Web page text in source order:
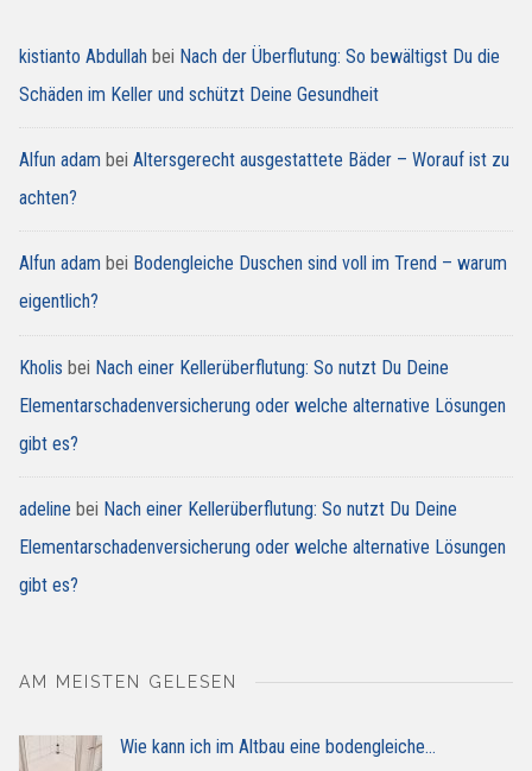
kistianto Abdullah bei Nach der Überflutung: So bewältigst Du die
Schäden im Keller und schützt Deine Gesundheit
Alfun adam bei Altersgerecht ausgestattete Bäder – Worauf ist zu
achten?
Alfun adam bei Bodengleiche Duschen sind voll im Trend – warum
eigentlich?
Kholis bei Nach einer Kellerüberflutung: So nutzt Du Deine
Elementarschadenversicherung oder welche alternative Lösungen
gibt es?
adeline bei Nach einer Kellerüberflutung: So nutzt Du Deine
Elementarschadenversicherung oder welche alternative Lösungen
gibt es?
AM MEISTEN GELESEN
Wie kann ich im Altbau eine bodengleiche…